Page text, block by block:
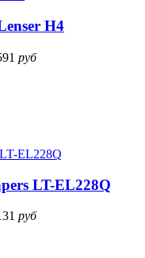
H4
руб
LT-EL228Q
руб